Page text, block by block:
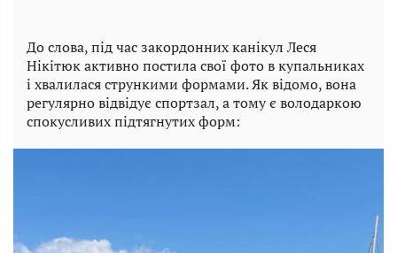
До слова, під час закордонних канікул Леся
Нікітюк активно постила свої фото в купальниках
і хвалилася стрункими формами. Як відомо, вона
регулярно відвідує спортзал, а тому є володаркою
спокусливих підтягнутих форм: